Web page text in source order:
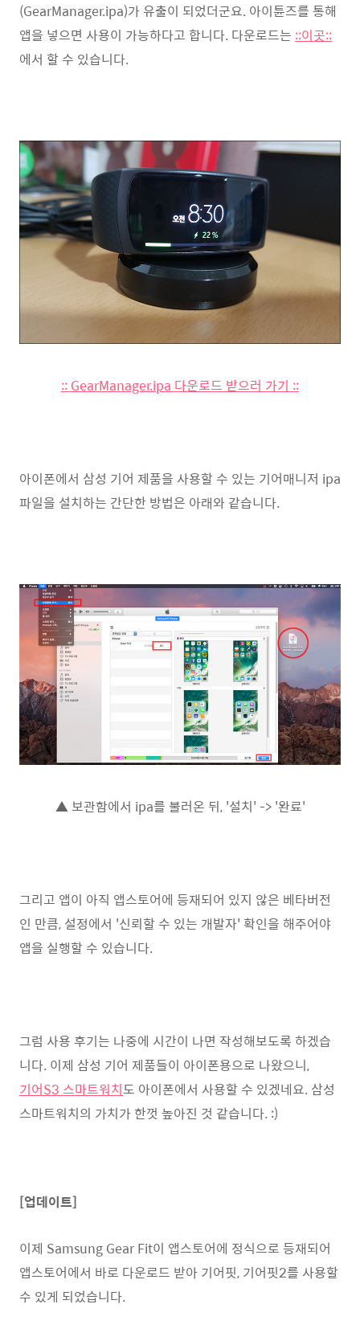
(GearManager.ipa)가 유출이 되었더군요. 아이튠즈를 통해
앱을 넣으면 사용이 가능하다고 합니다. 다운로드는 ::이곳::
에서 할 수 있습니다.
:: GearManager.ipa 다운로드 받으러 가기 ::
아이폰에서 삼성 기어 제품을 사용할 수 있는 기어매니저 ipa
파일을 설치하는 간단한 방법은 아래와 같습니다.
▲ 보관함에서 ipa를 불러온 뒤, '설치' -> '완료'
그리고 앱이 아직 앱스토어에 등재되어 있지 않은 베타버전
인 만큼, 설정에서 '신뢰할 수 있는 개발자' 확인을 해주어야
앱을 실행할 수 있습니다.
그럼 사용 후기는 나중에 시간이 나면 작성해보도록 하겠습
니다. 이제 삼성 기어 제품들이 아이폰용으로 나왔으니,
기어S3 스마트워치도 아이폰에서 사용할 수 있겠네요. 삼성
스마트워치의 가치가 한껏 높아진 것 같습니다. :)
[업데이트]
이제 Samsung Gear Fit이 앱스토어에 정식으로 등재되어
앱스토어에서 바로 다운로드 받아 기어핏, 기어핏2를 사용할
수 있게 되었습니다.